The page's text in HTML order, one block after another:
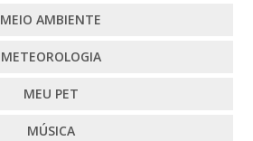
MEIO AMBIENTE
METEOROLOGIA
MEU PET
MÚSICA